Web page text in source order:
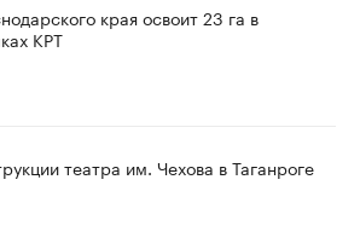
края освоит 23 га в
КРТ
театра им. Чехова в Таганроге